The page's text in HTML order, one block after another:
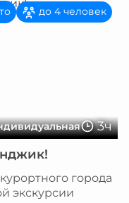
3ч
до 4 человек
города
экскурсии